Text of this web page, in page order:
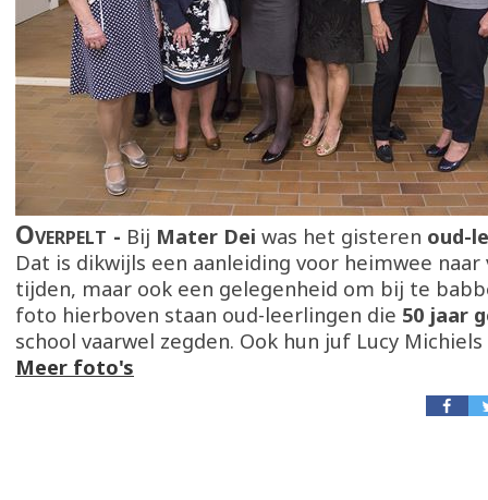
Overpelt Bij Mater Dei was het gisteren oud-
Dat is dikwijls een aanleiding voor heimwee
tijden, maar ook een gelegenheid om bij te
foto hierboven staan oud-leerlingen die 50 jaar
school vaarwel zegden. Ook hun juf Lucy Michiels
Meer foto's